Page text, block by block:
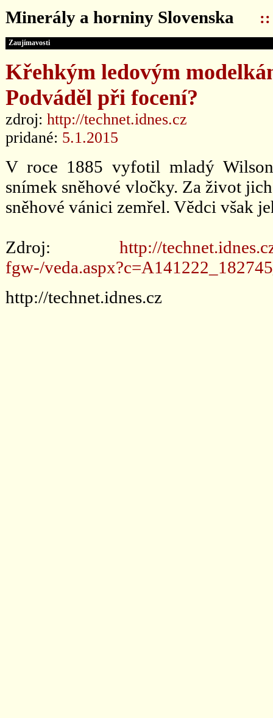
Minerály a horniny Slovenska ::
Zaujímavosti
Křehkým ledovým
Podváděl při focení?
zdroj: http://technet.idnes.cz
pridané: 5.1.2015
V roce 1885 vyfotil mladý
snímek sněhové vločky. Za život
sněhové vánici zemřel. Vědci však
Zdroj: http://
fgw-/
http://technet.idnes.cz